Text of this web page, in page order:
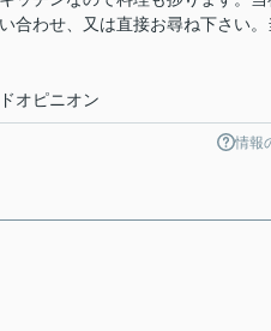
合わせ、又は直接お尋ね下さい。
オピニオン
情報